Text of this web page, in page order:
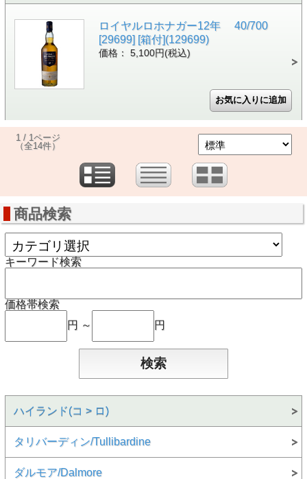
ロイヤルロホナガー12年 40/700
[29699] [箱付](129699)
価格： 5,100円(税込)
1 / 1ページ
（全14件）
商品検索
キーワード検索
価格帯検索
円 ～
円
ハイランド(コ > ロ)
タリバーディン/Tullibardine
ダルモア/Dalmore